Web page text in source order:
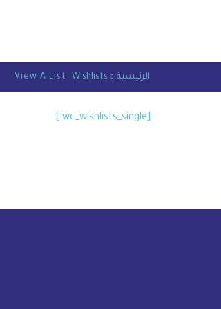
الرئيسية Wishlists
View A List
[wc_wishlists_single ]